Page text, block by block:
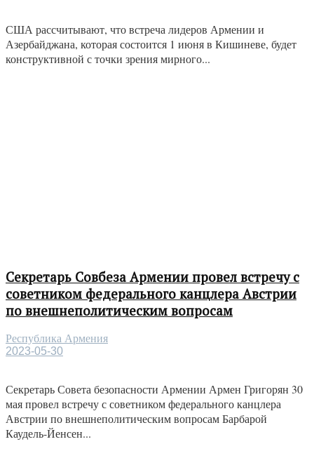
США рассчитывают, что встреча лидеров Армении и
Азербайджана, которая состоится 1 июня в Кишиневе, будет
конструктивной с точки зрения мирного...
Секретарь Совбеза Армении провел встречу с
советником федерального канцлера Австрии
по внешнеполитическим вопросам
Республика Армения
2023-05-30
Секретарь Совета безопасности Армении Армен Григорян 30
мая провел встречу с советником федерального канцлера
Австрии по внешнеполитическим вопросам Барбарой
Каудель-Йенсен...